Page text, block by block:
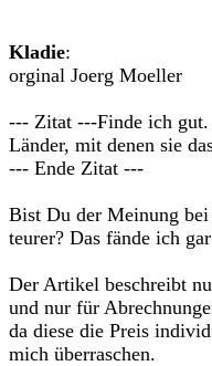
Kladie:
orginal Joerg Moeller
--- Zitat ---Finde ich gut.
Länder, mit denen sie
--- Ende Zitat ---
Bist Du der Meinung
teurer? Das fände ich
Der Artikel beschreibt
und nur für
da diese die Preis
mich überraschen.